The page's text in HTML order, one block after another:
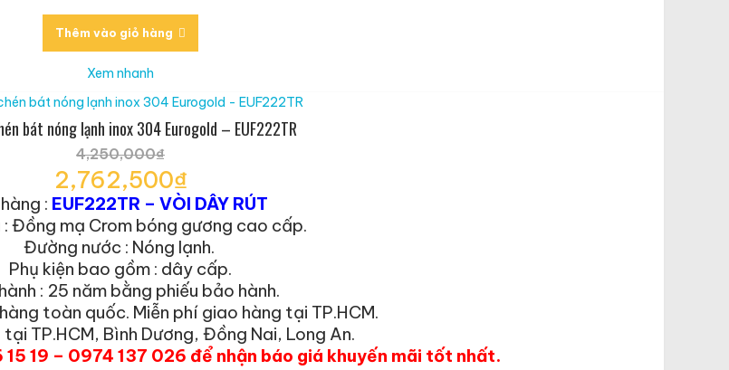
Thêm vào giỏ hàng
Xem nhanh
bát nóng lạnh inox 304 Eurogold – EUF222TR
4,250,000₫
Giá
gốc
là:
4,250,000₫.
2,762,500₫
Giá
hiện
tại
là:
2,762,500₫.
: EUF222TR – VÒI DÂY RÚT
: Đồng mạ Crom bóng gương cao cấp.
Đường nước : Nóng lạnh.
Phụ kiện bao gồm : dây cấp.
: 25 năm bằng phiếu bảo hành.
toàn quốc. Miễn phí giao hàng tại TP.HCM.
TP.HCM, Bình Dương, Đồng Nai, Long An.
19 – 0974 137 026 để nhận báo giá khuyến mãi tốt nhất.